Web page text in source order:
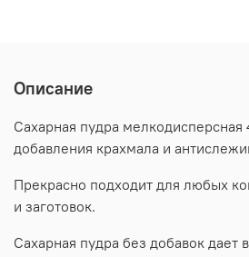
Описание
Сахарная пудра
добавления крахмала и
Прекрасно подходит для любых
и заготовок.
Сахарная пудра без добавок дает